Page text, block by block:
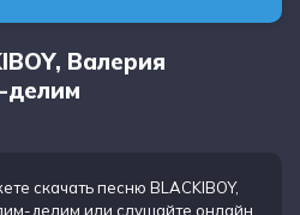
Валерия
скачать песню BLACKIBOY,
делим или слушайте онлайн